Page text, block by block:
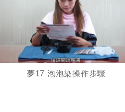
夢17 泡泡染操作步驟